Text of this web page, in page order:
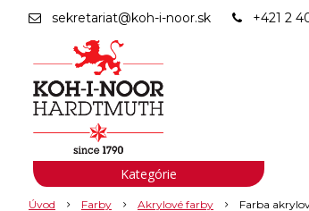
sekretariat@koh-i-noor.sk +421 2
Úvod Farby Akrylové farby Farba
Kategórie